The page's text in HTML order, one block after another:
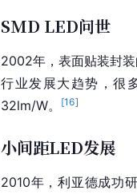
SMD LED问世
2002年，表面贴装封
行业发展大趋势，很
32lm/W。
[16]
小间距LED发展
2010年，利亚德成功